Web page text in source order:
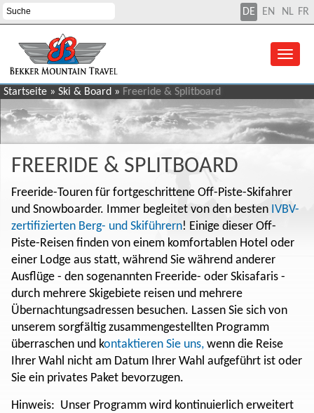
DE EN FR
NL
Startseite » Ski & Board » Freeride & Splitboard
FREERIDE & SPLITBOARD
Freeride-Touren für fortgeschrittene Off-Piste-Skifahrer
und Snowboarder. Immer begleitet von den besten IVBV-
zertifizierten Berg- und Skiführern! Einige dieser Off-
Piste-Reisen finden von einem komfortablen Hotel oder
einer Lodge aus statt, während Sie während anderer
Ausflüge - den sogenannten Freeride- oder Skisafaris -
durch mehrere Skigebiete reisen und mehrere
Übernachtungsadressen besuchen. Lassen Sie sich von
unserem sorgfältig zusammengestellten Programm
überraschen und kontaktieren Sie uns, wenn die Reise
Ihrer Wahl nicht am Datum Ihrer Wahl aufgeführt ist oder
Sie ein privates Paket bevorzugen.
Hinweis: Unser Programm wird kontinuierlich erweitert